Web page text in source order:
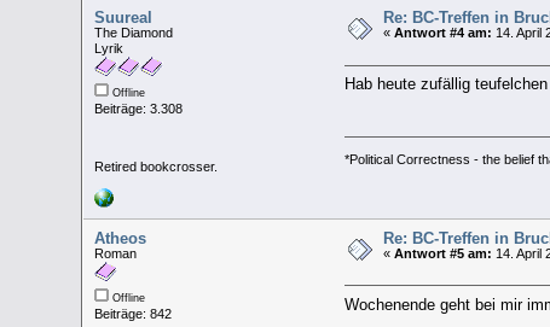
Suureal
The Diamond
Lyrik
Offline
Beiträge: 3.308
Retired bookcrosser.
Re: BC-Treffen in
«Antwort #4 am: 14. April
Hab heute zufällig
*Political Correctness - the belief
Atheos
Roman
Offline
Beiträge: 842
Re: BC-Treffen in
«Antwort #5 am: 14. April
Wochenende geht bei mir